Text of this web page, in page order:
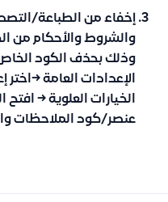
إخفاء من الطباعة/
والشروط والأحكام من
وذلك بحذف الكود
الإعدادات العامة
الخيارات العلوية →
عنصر/كود الملاحظات